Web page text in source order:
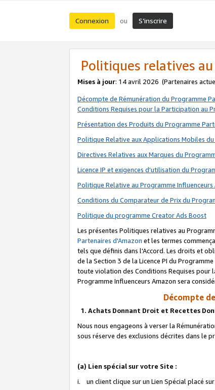
Connexion ou S’inscrire
Politiques relatives
Mises à jour: 14 avril 2026 (Partenaires
Décompte de Rémunération du Programme
Conditions Requises pour la Participation au
Présentation des Produits du Programme
Politique Relative aux Applications Mobiles
Directives Relatives aux Marques du
Licence IP et exigences d'utilisation du
Politique Relative au Programme
Conditions du Comparateur de Prix du
Politique du programme Creator Ads Boost
Les présentes Politiques relatives au
Partenaires d'Amazon et les termes
tels que définis dans l'Accord. Les droits et
de la Section 3 de la Licence PI du
toute violation des Conditions Requises pour
Programme Influenceurs Amazon sera
Décompte
1. Achats Donnant Droit et Recettes
Nous nous engageons à verser la
sous réserve des exclusions décrites dans le
(a) Lien spécial sur votre Site :
i. un client clique sur un Lien Spécial placé